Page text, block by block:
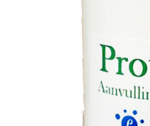
TOEVOEGEN